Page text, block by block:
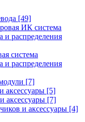
[49]
ИК система
и распределения
система
и распределения
[7]
аксессуары [5]
аксессуары [7]
и аксессуары [4]